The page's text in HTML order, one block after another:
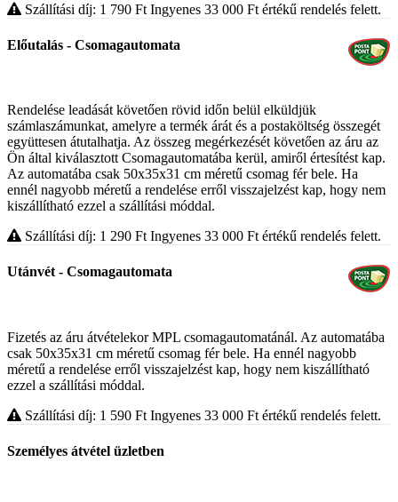
Szállítási díj: 1 790 Ft Ingyenes 33 000 Ft értékű rendelés felett.
Előutalás - Csomagautomata
Rendelése leadását követően rövid időn belül elküldjük
számlaszámunkat, amelyre a termék árát és a postaköltség összegét
együttesen átutalhatja. Az összeg megérkezését követően az áru az
Ön által kiválasztott Csomagautomatába kerül, amiről értesítést kap.
Az automatába csak 50x35x31 cm méretű csomag fér bele. Ha
ennél nagyobb méretű a rendelése erről visszajelzést kap, hogy nem
kiszállítható ezzel a szállítási móddal.
Szállítási díj: 1 290 Ft Ingyenes 33 000 Ft értékű rendelés felett.
Utánvét - Csomagautomata
Fizetés az áru átvételekor MPL csomagautomatánál. Az automatába
csak 50x35x31 cm méretű csomag fér bele. Ha ennél nagyobb
méretű a rendelése erről visszajelzést kap, hogy nem kiszállítható
ezzel a szállítási móddal.
Szállítási díj: 1 590 Ft Ingyenes 33 000 Ft értékű rendelés felett.
Személyes átvétel üzletben